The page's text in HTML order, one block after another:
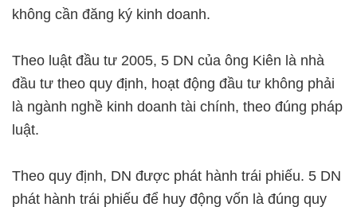
không cần đăng ký kinh doanh.
Theo luật đầu tư 2005, 5 DN của ông Kiên là nhà
đầu tư theo quy định, hoạt động đầu tư không phải
là ngành nghề kinh doanh tài chính, theo đúng pháp
luật.
Theo quy định, DN được phát hành trái phiếu. 5 DN
phát hành trái phiếu để huy động vốn là đúng quy